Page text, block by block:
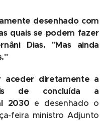
desenhado com
quais se podem fazer
Dias. "Mas ainda
aceder diretamente a
de concluída a
2030 e desenhado o
feira ministro Adjunto